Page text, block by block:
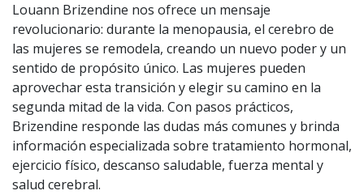
Louann Brizendine nos ofrece un mensaje
revolucionario: durante la menopausia, el cerebro de
las mujeres se remodela, creando un nuevo poder y un
sentido de propósito único. Las mujeres pueden
aprovechar esta transición y elegir su camino en la
segunda mitad de la vida. Con pasos prácticos,
Brizendine responde las dudas más comunes y brinda
información especializada sobre tratamiento hormonal,
ejercicio físico, descanso saludable, fuerza mental y
salud cerebral.